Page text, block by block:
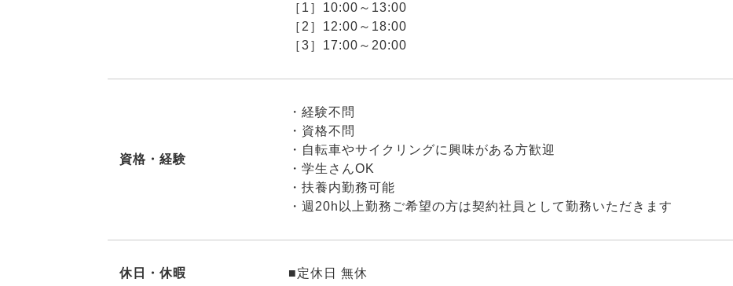
［1］10:00～13:00
［2］12:00～18:00
［3］17:00～20:00
資格・経験
・経験不問
・資格不問
・自転車やサイクリングに興味がある方歓迎
・学生さんOK
・扶養内勤務可能
・週20h以上勤務ご希望の方は契約社員として勤務いただきます
休日・休暇 ■定休日 無休